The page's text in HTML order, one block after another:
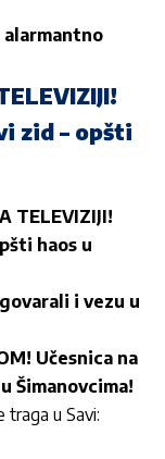
zid – opšti
TELEVIZIJI!
haos u
i vezu u
Učesnica na
Šimanovcima!
u Savi: